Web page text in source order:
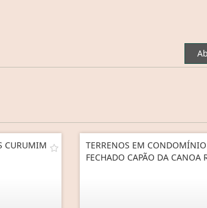
CURUMIM
TERRENOS EM CONDOMÍNIO
FECHADO CAPÃO DA CANOA